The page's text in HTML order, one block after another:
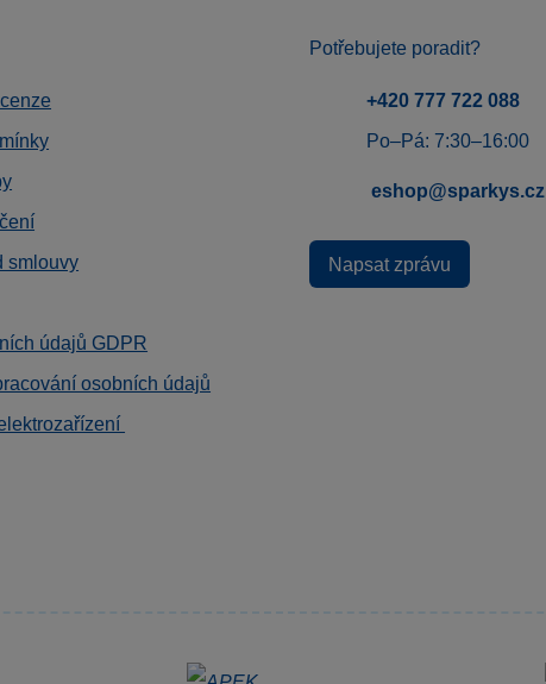
smlouvy
údajů GDPR
osobních údajů
Potřebujete poradit?
+420 777 722 088
Po–Pá: 7:30–16:00
eshop@sparkys.cz
Napsat zprávu